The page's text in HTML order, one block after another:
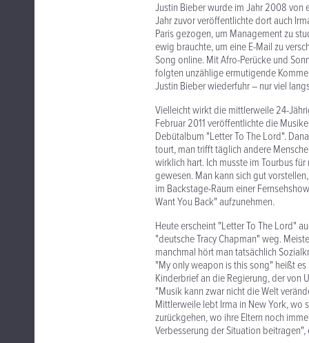
Justin Bieber wurde im Jahr 2008 von
Jahr zuvor veröffentlichte dort auch
Paris gezogen, um Management zu
ewig brauchte, um eine E-Mail zu
Song online. Mit Afro-Perücke und
folgten unzählige ermutigende
Justin Bieber wiederfuhr – nur viel
Vielleicht wirkt die mittlerweile 24-
Februar 2011 veröffentlichte die
Debütalbum "Letter To The Lord".
tourt, man trifft täglich andere
wirklich hart. Ich musste im Tourbus
gewesen. Man kann sich gut
im Backstage-Raum einer
Want You Back" aufzunehmen.
Heute erscheint "Letter To The Lord"
"deutsche Tracy Chapman" weg.
manchmal hört man tatsächlich
"My only weapon is this song" heißt es
Kinderbrief an die Regierung, der von
"Musik kann zwar nicht die Welt
Mittlerweile lebt Irma in New York, wo
zurückgehen, wo ihre Eltern noch
Verbesserung der Situation